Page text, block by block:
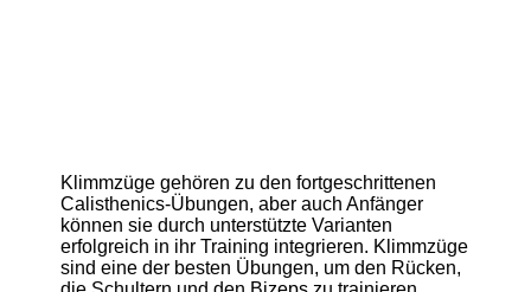
Klimmzüge gehören zu den fortgeschrittenen
Calisthenics-Übungen, aber auch Anfänger
können sie durch unterstützte Varianten
erfolgreich in ihr Training integrieren. Klimmzüge
sind eine der besten Übungen, um den Rücken,